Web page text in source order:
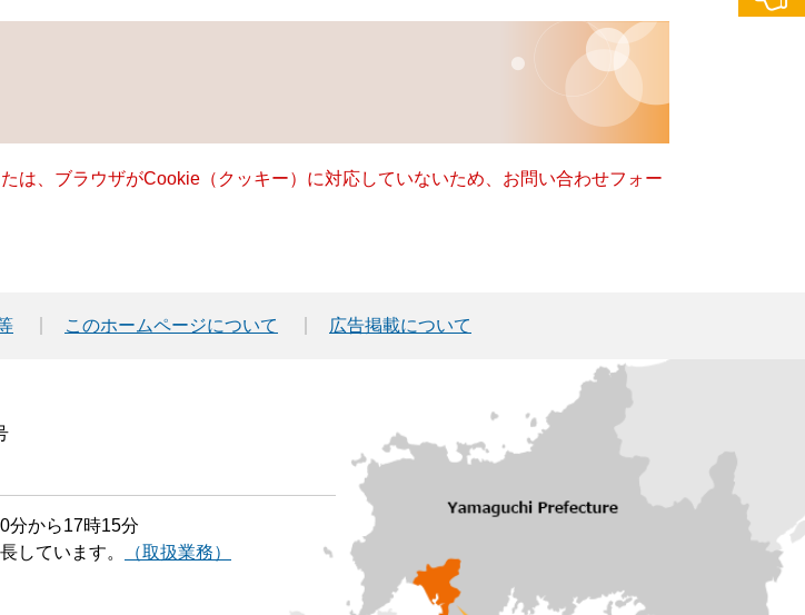
は、ブラウザがCookie（クッキー）に対応していないため、お問い合わせフォー
このホームページについて 広告掲載について
分から17時15分
しています。
（取扱業務）